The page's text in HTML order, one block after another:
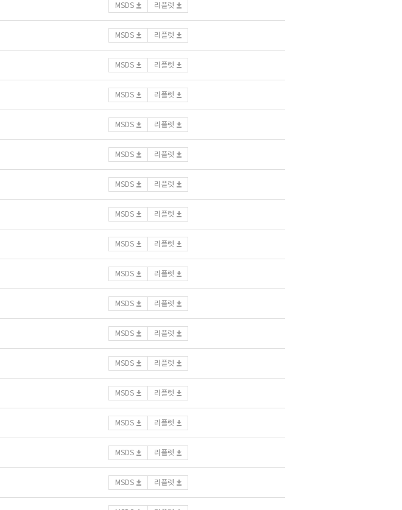
MSDS 리플렛
MSDS 리플렛
MSDS 리플렛
MSDS 리플렛
MSDS 리플렛
MSDS 리플렛
MSDS 리플렛
MSDS 리플렛
MSDS 리플렛
MSDS 리플렛
MSDS 리플렛
MSDS 리플렛
MSDS 리플렛
MSDS 리플렛
MSDS 리플렛
MSDS 리플렛
MSDS 리플렛